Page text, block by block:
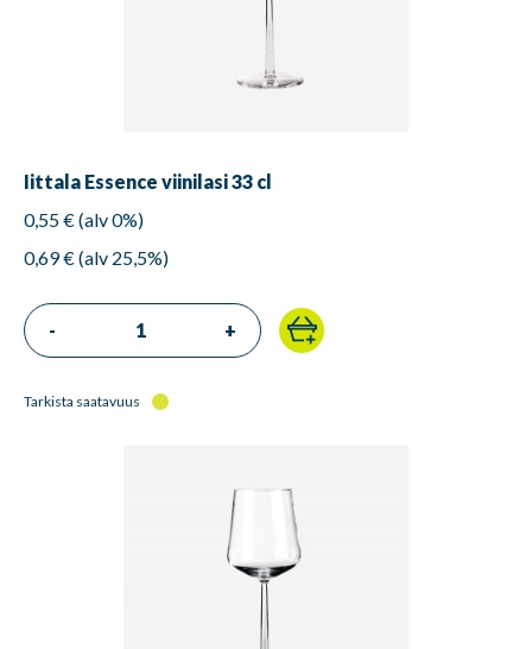
Iittala Essence viinilasi 33 cl
0,55 € (alv 0%)
0,69 € (alv 25,5%)
- +
Tarkista saatavuus